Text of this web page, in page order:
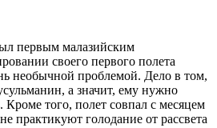
первым малазийским
своего первого полета
необычной проблемой. Дело в том,
а значит, ему нужно
Кроме того, полет совпал с месяцем
практикуют голодание от рассвета